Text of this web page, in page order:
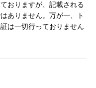
おりますが、記載される
ありません。万が一、ト
は一切行っておりません